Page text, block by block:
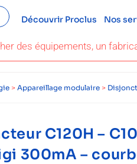
Découvrir Proclus Nos
> Appareillage modulaire >
C120H –
300mA –